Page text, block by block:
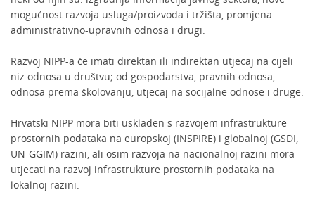
mogućnost razvoja usluga/proizvoda i tržišta, promjena
administrativno-upravnih odnosa i drugi.
Razvoj NIPP-a će imati direktan ili indirektan utjecaj na cijeli
niz odnosa u društvu; od gospodarstva, pravnih odnosa,
odnosa prema školovanju, utjecaj na socijalne odnose i druge.
Hrvatski NIPP mora biti usklađen s razvojem infrastrukture
prostornih podataka na europskoj (INSPIRE) i globalnoj (GSDI,
UN-GGIM) razini, ali osim razvoja na nacionalnoj razini mora
utjecati na razvoj infrastrukture prostornih podataka na
lokalnoj razini.